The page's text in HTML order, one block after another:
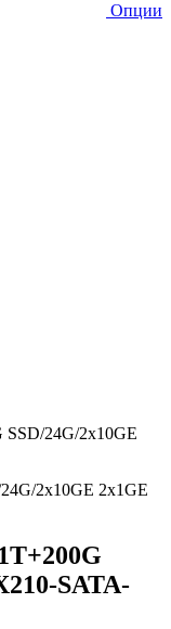
Опции
24G/2x10GE
2x10GE 2x1GE
SATA-